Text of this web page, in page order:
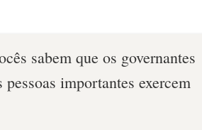
sabem que os governantes
importantes exercem